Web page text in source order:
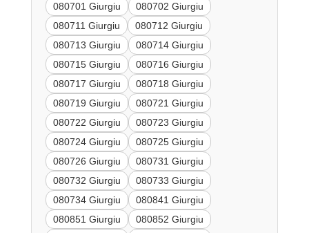
080701 Giurgiu
080702 Giurgiu
080711 Giurgiu
080712 Giurgiu
080713 Giurgiu
080714 Giurgiu
080715 Giurgiu
080716 Giurgiu
080717 Giurgiu
080718 Giurgiu
080719 Giurgiu
080721 Giurgiu
080722 Giurgiu
080723 Giurgiu
080724 Giurgiu
080725 Giurgiu
080726 Giurgiu
080731 Giurgiu
080732 Giurgiu
080733 Giurgiu
080734 Giurgiu
080841 Giurgiu
080851 Giurgiu
080852 Giurgiu